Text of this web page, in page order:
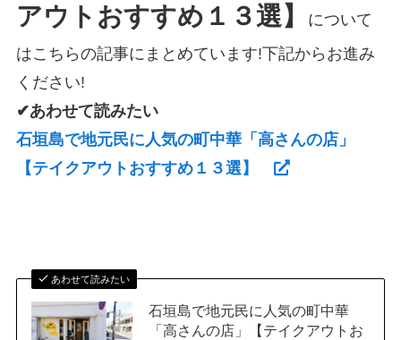
アウトおすすめ１３選】
について
はこちらの記事にまとめています!下記からお進み
ください!
✔あわせて読みたい
石垣島で地元民に人気の町中華「高さんの店」
【テイクアウトおすすめ１３選】
あわせて読みたい
石垣島で地元民に人気の町中華
「高さんの店」【テイクアウトお